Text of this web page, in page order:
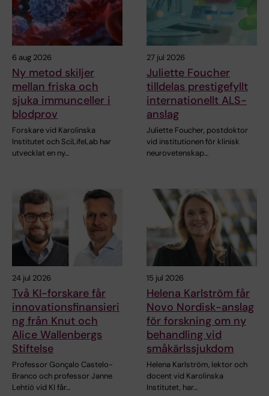
6 aug 2026
Ny metod skiljer
mellan friska och
sjuka immunceller i
blodprov
Forskare vid Karolinska
Institutet och SciLifeLab har
utvecklat en ny…
27 jul 2026
Juliette Foucher
tilldelas prestigefyllt
internationellt ALS-
anslag
Juliette Foucher, postdoktor
vid institutionen för klinisk
neurovetenskap…
24 jul 2026
Två KI-forskare får
innovationsfinansieri
ng från Knut och
Alice Wallenbergs
Stiftelse
Professor Gonçalo Castelo-
Branco och professor Janne
Lehtiö vid KI får…
15 jul 2026
Helena Karlström får
Novo Nordisk-anslag
för forskning om ny
behandling vid
småkärlssjukdom
Helena Karlström, lektor och
docent vid Karolinska
Institutet, har…